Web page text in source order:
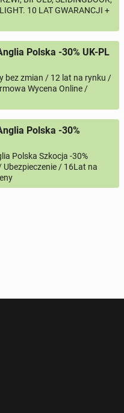
10 LAT GWARANCJI +
Polska -30% UK-PL
bez zmian / 12 lat na rynku /
Wycena Online /
Polska -30%
Polska Szkocja -30%
/ 16Lat na